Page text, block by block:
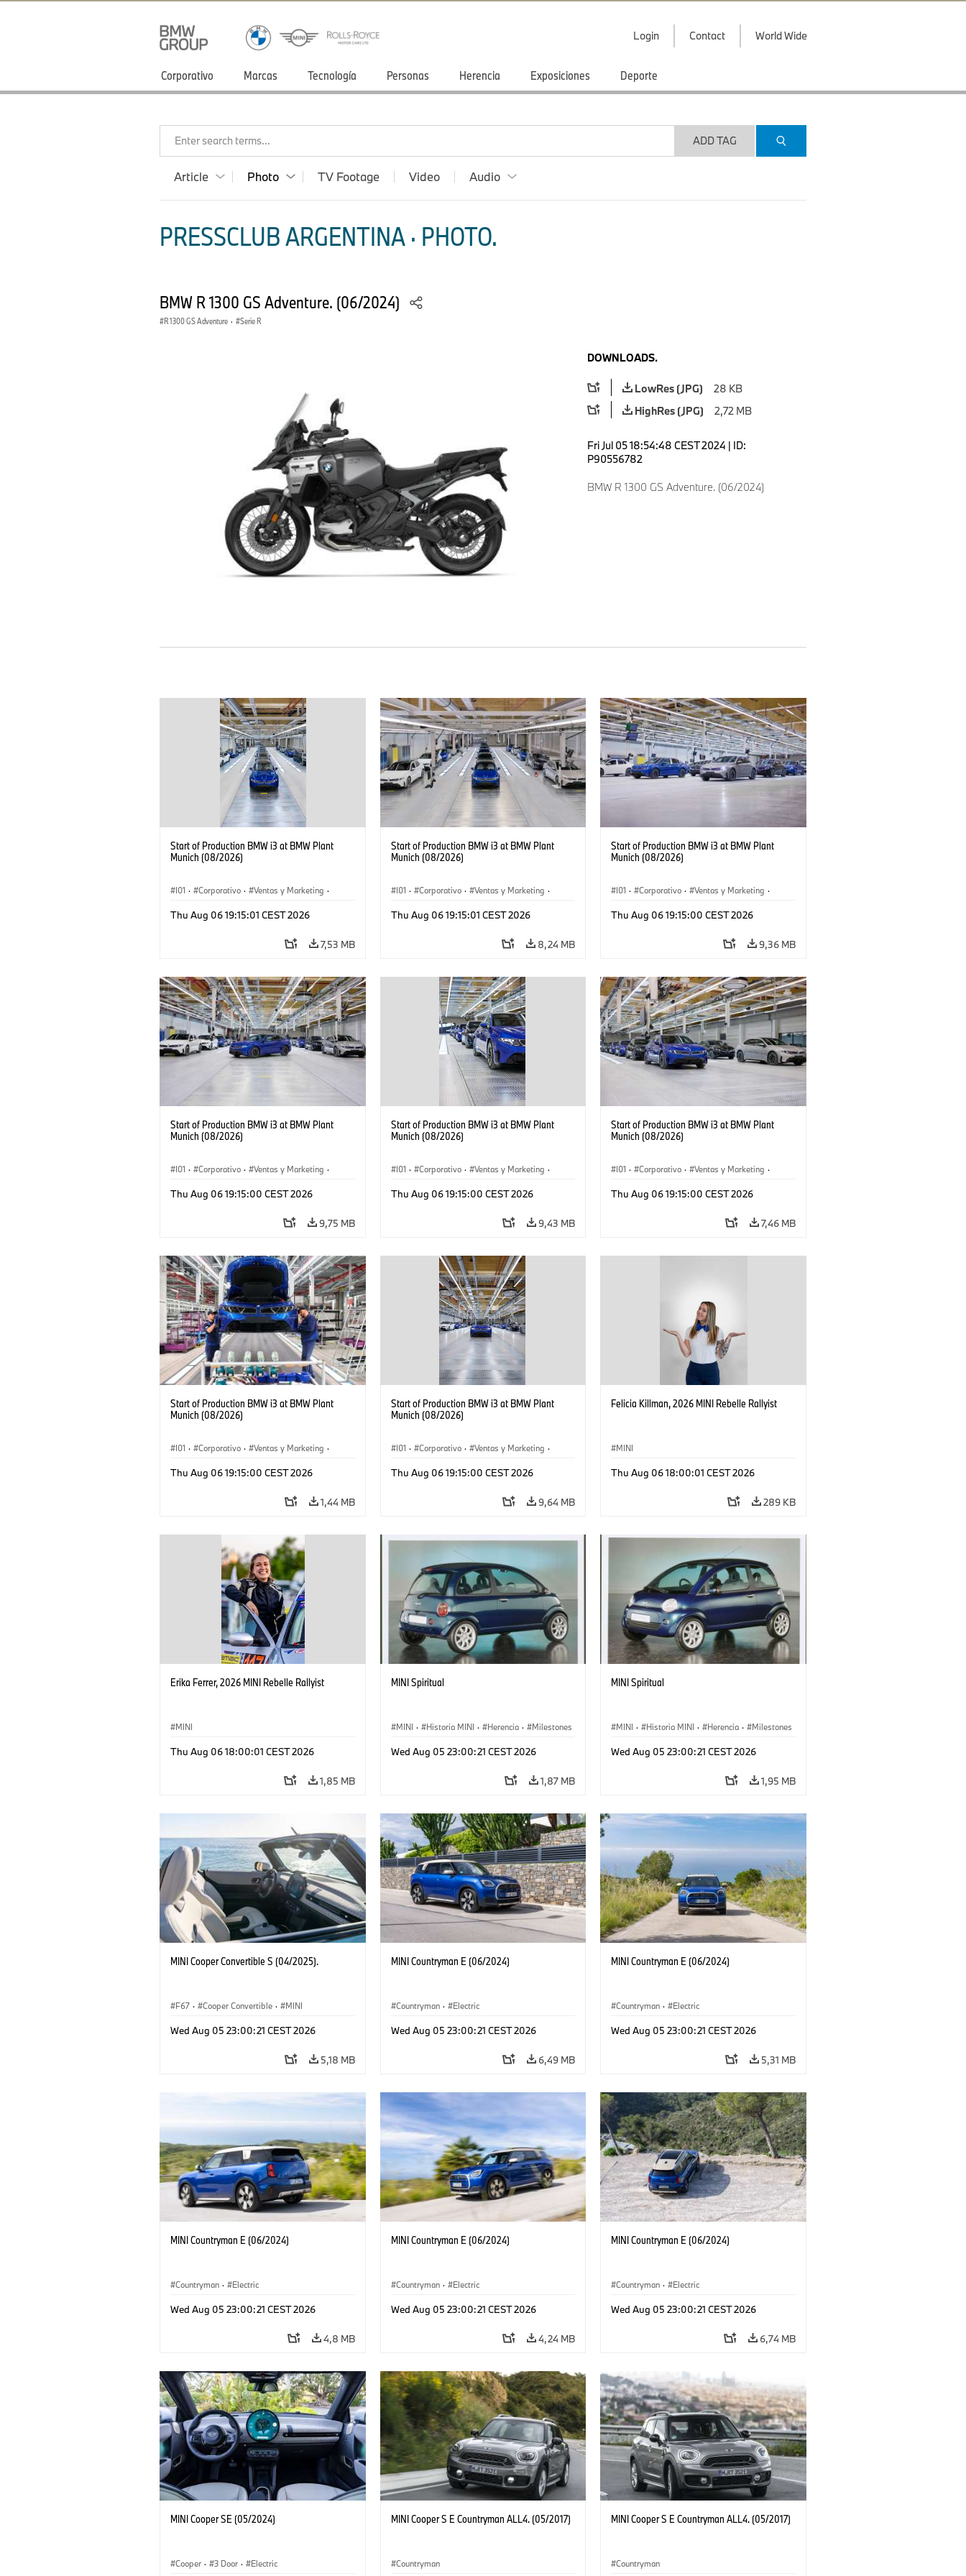
Login Contact World Wide
Corporativo Marcas Tecnología Personas Herencia Exposiciones Deporte
Enter search terms... ADD TAG
Article Photo TV Footage Video Audio
PRESSCLUB ARGENTINA · PHOTO.
BMW R 1300 GS Adventure. (06/2024)
R 1300 GS Adventure · Serie R
DOWNLOADS.
LowRes (JPG)
28 KB
HighRes (JPG)
2,72 MB
Fri Jul 05 18:54:48 CEST 2024 | ID:
P90556782
BMW R 1300 GS Adventure. (06/2024)
Start of Production BMW i3 at BMW Plant
Munich (08/2026)
I01 · Corporativo · Ventas y Marketing ·
Thu Aug 06 19:15:01 CEST 2026
7,53 MB
Start of Production BMW i3 at BMW Plant
Munich (08/2026)
I01 · Corporativo · Ventas y Marketing ·
Thu Aug 06 19:15:01 CEST 2026
8,24 MB
Start of Production BMW i3 at BMW Plant
Munich (08/2026)
I01 · Corporativo · Ventas y Marketing ·
Thu Aug 06 19:15:00 CEST 2026
9,36 MB
Start of Production BMW i3 at BMW Plant
Munich (08/2026)
I01 · Corporativo · Ventas y Marketing ·
Thu Aug 06 19:15:00 CEST 2026
9,75 MB
Start of Production BMW i3 at BMW Plant
Munich (08/2026)
I01 · Corporativo · Ventas y Marketing ·
Thu Aug 06 19:15:00 CEST 2026
9,43 MB
Start of Production BMW i3 at BMW Plant
Munich (08/2026)
I01 · Corporativo · Ventas y Marketing ·
Thu Aug 06 19:15:00 CEST 2026
7,46 MB
Start of Production BMW i3 at BMW Plant
Munich (08/2026)
I01 · Corporativo · Ventas y Marketing ·
Thu Aug 06 19:15:00 CEST 2026
1,44 MB
Start of Production BMW i3 at BMW Plant
Munich (08/2026)
I01 · Corporativo · Ventas y Marketing ·
Thu Aug 06 19:15:00 CEST 2026
9,64 MB
Felicia Killman, 2026 MINI Rebelle Rallyist
MINI
Thu Aug 06 18:00:01 CEST 2026
289 KB
Erika Ferrer, 2026 MINI Rebelle Rallyist
MINI
Thu Aug 06 18:00:01 CEST 2026
1,85 MB
MINI Spiritual
MINI · Historia MINI · Herencia · Milestones
Wed Aug 05 23:00:21 CEST 2026
1,87 MB
MINI Spiritual
MINI · Historia MINI · Herencia · Milestones
Wed Aug 05 23:00:21 CEST 2026
1,95 MB
MINI Cooper Convertible S (04/2025).
F67 · Cooper Convertible · MINI
Wed Aug 05 23:00:21 CEST 2026
5,18 MB
MINI Countryman E (06/2024)
Countryman · Electric
Wed Aug 05 23:00:21 CEST 2026
6,49 MB
MINI Countryman E (06/2024)
Countryman · Electric
Wed Aug 05 23:00:21 CEST 2026
5,31 MB
MINI Countryman E (06/2024)
Countryman · Electric
Wed Aug 05 23:00:21 CEST 2026
4,8 MB
MINI Countryman E (06/2024)
Countryman · Electric
Wed Aug 05 23:00:21 CEST 2026
4,24 MB
MINI Countryman E (06/2024)
Countryman · Electric
Wed Aug 05 23:00:21 CEST 2026
6,74 MB
MINI Cooper SE (05/2024)
Cooper · 3 Door · Electric
MINI Cooper S E Countryman ALL4. (05/2017)
Countryman
MINI Cooper S E Countryman ALL4. (05/2017)
Countryman